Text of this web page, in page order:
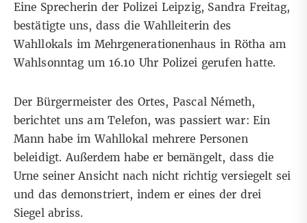
Eine Sprecherin der Polizei Leipzig, Sandra Freitag,
bestätigte uns, dass die Wahlleiterin des
Wahllokals im Mehrgenerationenhaus in Rötha am
Wahlsonntag um 16.10 Uhr Polizei gerufen hatte.
Der Bürgermeister des Ortes, Pascal Németh,
berichtet uns am Telefon, was passiert war: Ein
Mann habe im Wahllokal mehrere Personen
beleidigt. Außerdem habe er bemängelt, dass die
Urne seiner Ansicht nach nicht richtig versiegelt sei
und das demonstriert, indem er eines der drei
Siegel abriss.